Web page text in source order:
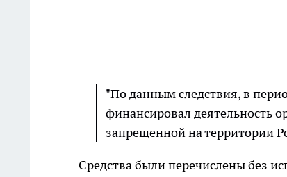
"По данным следствия, в
финансировал деятельность
запрещенной на территории
Средства были перечислены без